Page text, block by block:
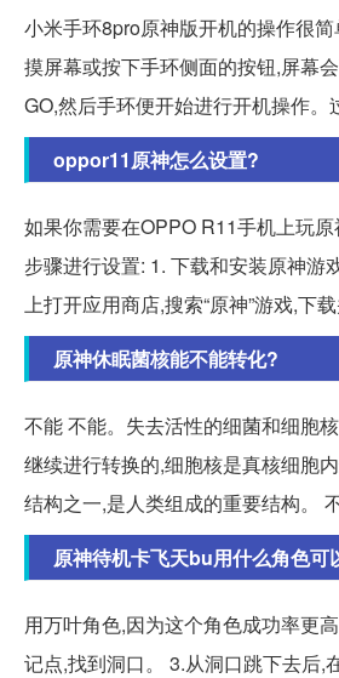
小米手环8pro原神版开机的操作很
摸屏幕或按下手环侧面的按钮,屏幕
GO,然后手环便开始进行开机操作。
oppor11原神怎么设置?
如果你需要在OPPO R11手机上玩
步骤进行设置: 1. 下载和安装原神游
上打开应用商店,搜索“原神”游戏,下载
原神休眠菌核能不能转化?
不能 不能。失去活性的细菌和细胞
继续进行转换的,细胞核是真核细胞
结构之一,是人类组成的重要结构。
原神待机卡飞天bu用什么角色可
用万叶角色,因为这个角色成功率更
记点,找到洞口。 3.从洞口跳下去后,